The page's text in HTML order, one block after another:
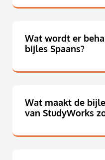
Wat wordt er
bijles Spaans?
Wat maakt de
van StudyWorks